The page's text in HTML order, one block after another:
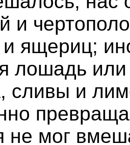
и
ящериц;
лошадь
сливы и
не мог